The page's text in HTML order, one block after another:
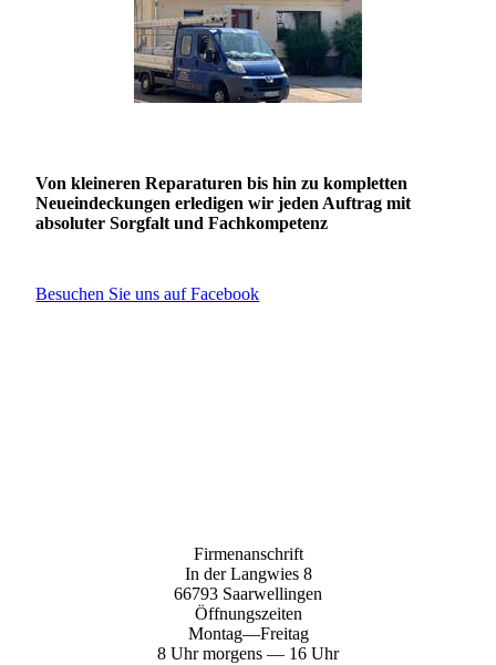
Von kleineren Reparaturen bis hin zu kompletten
Neueindeckungen erledigen wir jeden Auftrag mit
absoluter Sorgfalt und Fachkompetenz
Besuchen Sie uns auf Facebook
Firmenanschrift
In der Langwies 8
66793 Saarwellingen
Öffnungszeiten
Montag—Freitag
8 Uhr morgens — 16 Uhr